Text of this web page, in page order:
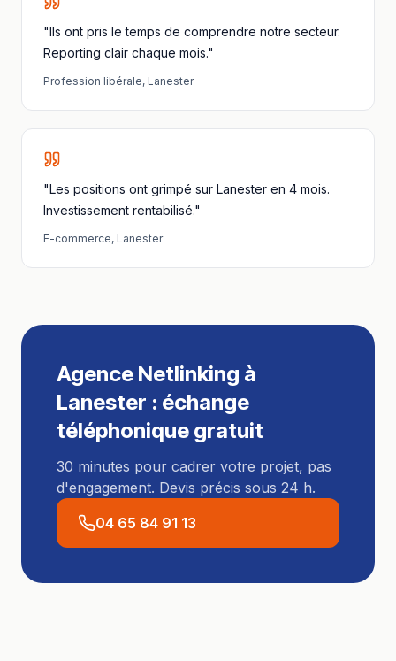
"Ils ont pris le temps de comprendre notre secteur.
Reporting clair chaque mois."
Profession libérale, Lanester
"Les positions ont grimpé sur Lanester en 4 mois.
Investissement rentabilisé."
E-commerce, Lanester
Agence Netlinking à
Lanester : échange
téléphonique gratuit
30 minutes pour cadrer votre projet, pas
d'engagement. Devis précis sous 24 h.
04 65 84 91 13